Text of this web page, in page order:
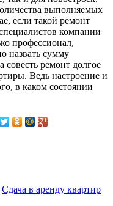
выполняемых
если такой ремонт
компании
профессионал,
назвать сумму
ремонт долгое
Ведь настроение и
в каком состоянии
Сдача в аренду квартир